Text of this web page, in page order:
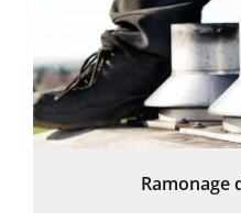
Ramonage